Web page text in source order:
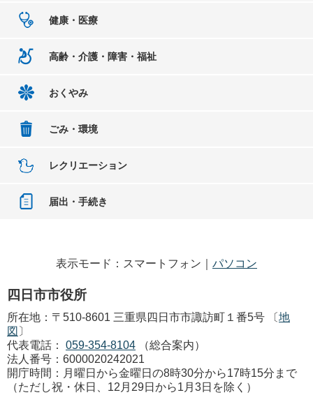
健康・医療
高齢・介護・障害・福祉
おくやみ
ごみ・環境
レクリエーション
届出・手続き
表示モード：スマートフォン｜ パソコン
四日市市役所
所在地：〒510-8601 三重県四日市市諏訪町１番5号 〔地
図 〕
代表電話：
059-354-8104
（総合案内）
法人番号：6000020242021
開庁時間：月曜日から金曜日の8時30分から17時15分まで
（ただし祝・休日、12月29日から1月3日を除く）